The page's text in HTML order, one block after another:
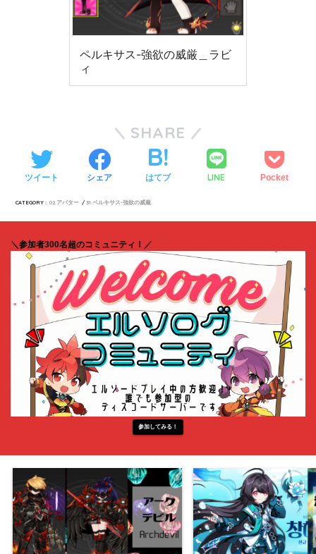
ペルキサス-強欲の威厳＿ラビ
ィ
SHARE
ツイート シェア はてブ LINE Pocket
CATEGORY : 02.アバター 31.ペルキサス-強欲の威厳
＼参加者300名超のコミュニティ！／
参加してみる！